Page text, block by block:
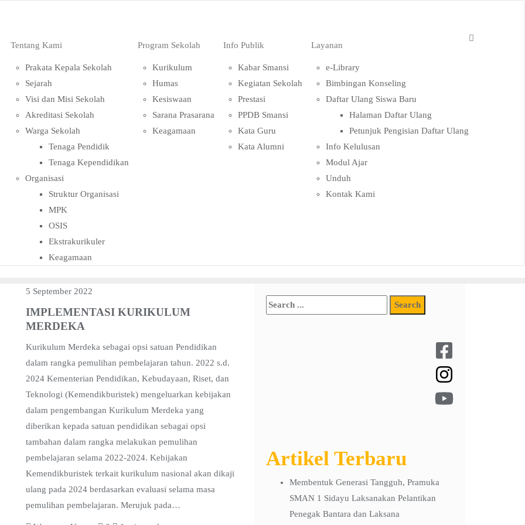
Tentang Kami
Prakata Kepala Sekolah
Sejarah
Visi dan Misi Sekolah
Akreditasi Sekolah
Warga Sekolah
Tenaga Pendidik
Tenaga Kependidikan
Organisasi
Struktur Organisasi
MPK
OSIS
Ekstrakurikuler
Keagamaan
Program Sekolah
Kurikulum
Humas
Kesiswaan
Sarana Prasarana
Keagamaan
Info Publik
Kabar Smansi
Kegiatan Sekolah
Prestasi
PPDB Smansi
Kata Guru
Kata Alumni
Layanan
e-Library
Bimbingan Konseling
Daftar Ulang Siswa Baru
Halaman Daftar Ulang
Petunjuk Pengisian Daftar Ulang
Info Kelulusan
Modul Ajar
Unduh
Kontak Kami
5 September 2022
IMPLEMENTASI KURIKULUM
MERDEKA
Kurikulum Merdeka sebagai opsi satuan Pendidikan
dalam rangka pemulihan pembelajaran tahun. 2022 s.d.
2024 Kementerian Pendidikan, Kebudayaan, Riset, dan
Teknologi (Kemendikburistek) mengeluarkan kebijakan
dalam pengembangan Kurikulum Merdeka yang
diberikan kepada satuan pendidikan sebagai opsi
tambahan dalam rangka melakukan pemulihan
pembelajaran selama 2022-2024. Kebijakan
Kemendikburistek terkait kurikulum nasional akan dikaji
ulang pada 2024 berdasarkan evaluasi selama masa
pemulihan pembelajaran. Merujuk pada…
Artikel Terbaru
Membentuk Generasi Tangguh, Pramuka
SMAN 1 Sidayu Laksanakan Pelantikan
Penegak Bantara dan Laksana